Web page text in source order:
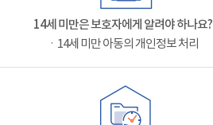
14세 미만은 보호자에게 알려야 하나요?
ㆍ14세 미만 아동의 개인정보 처리